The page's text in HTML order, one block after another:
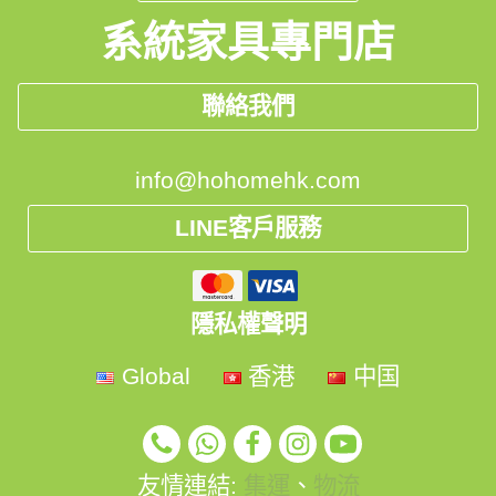
系統家具專門店
聯絡我們
info@hohomehk.com
LINE客戶服務
隱私權聲明
Global
香港 中国
友情連結: 、